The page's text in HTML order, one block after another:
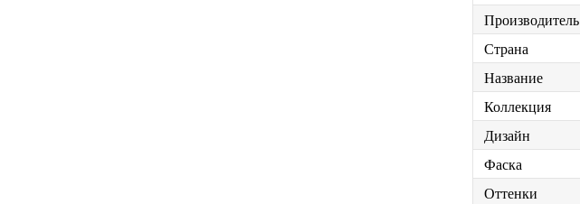
Производитель
Страна
Название
Коллекция
Дизайн
Фаска
Оттенки